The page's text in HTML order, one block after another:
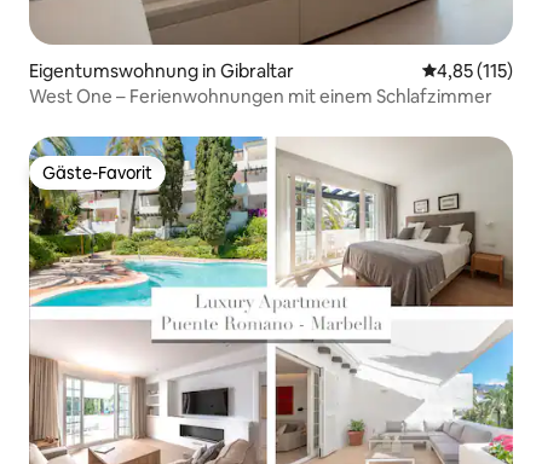
Eigentumswohnung in Gibraltar
4,85 (115)
West One – Ferienwohnungen mit einem Schlafzimmer
Gäste-Favorit
Gäste-Favorit